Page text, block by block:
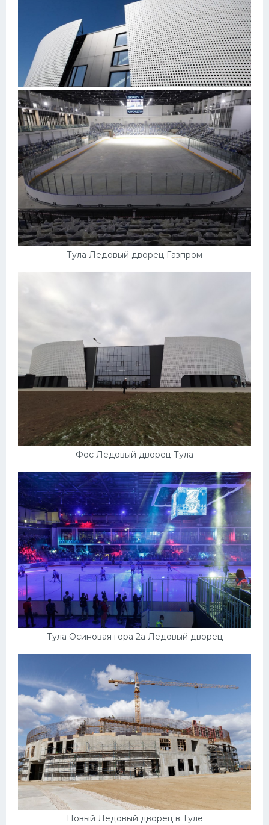
Тула Ледовый дворец Газпром
Фос Ледовый дворец Тула
Тула Осиновая гора 2а Ледовый дворец
Новый Ледовый дворец в Туле